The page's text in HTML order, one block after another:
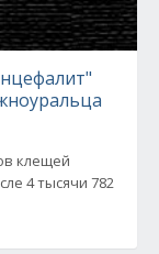
клещей
4 тысячи 782